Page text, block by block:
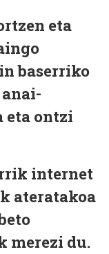
eta
baserriko
eta ontzi
internet
ateratakoa
merezi du.